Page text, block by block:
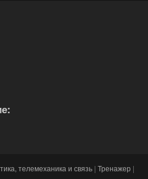
телемеханика и связь | Тренажер |